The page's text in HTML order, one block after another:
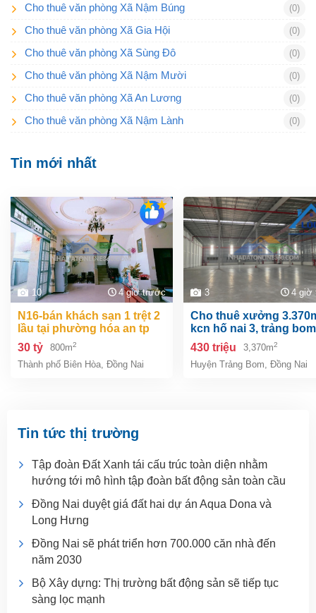
Cho thuê văn phòng Xã Nậm Búng (0)
Cho thuê văn phòng Xã Gia Hội (0)
Cho thuê văn phòng Xã Sùng Đô (0)
Cho thuê văn phòng Xã Nậm Mười (0)
Cho thuê văn phòng Xã An Lương (0)
Cho thuê văn phòng Xã Nậm Lành (0)
Tin mới nhất
10 4 giờ trước
n16-bán khách sạn 1 trệt 2
lầu tại phường hóa an tp
biên hòa dt 800m2 giá 30 tỷ
30 tỷ 800m2
Thành phố Biên Hòa, Đồng Nai
3 4 giờ
cho thuê xưởng 3.370m2 .
kcn hố nai 3, trảng
đồng nai
430 triệu 3,370m2
Huyện Trảng Bom, Đồng Nai
Tin tức thị trường
Tập đoàn Đất Xanh tái cấu trúc toàn diện nhằm
hướng tới mô hình tập đoàn bất động sản toàn cầu
Đồng Nai duyệt giá đất hai dự án Aqua Dona và
Long Hưng
Đồng Nai sẽ phát triển hơn 700.000 căn nhà đến
năm 2030
Bộ Xây dựng: Thị trường bất động sản sẽ tiếp tục
sàng lọc mạnh